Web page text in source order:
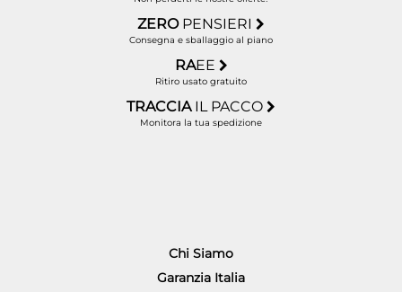
ZERO PENSIERI
Consegna e sballaggio al piano
RAEE
Ritiro usato gratuito
TRACCIA IL PACCO
Monitora la tua spedizione
Chi Siamo
Garanzia Italia